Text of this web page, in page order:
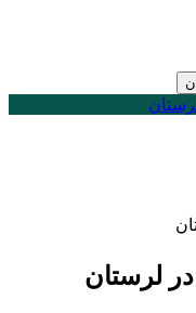
لرستان